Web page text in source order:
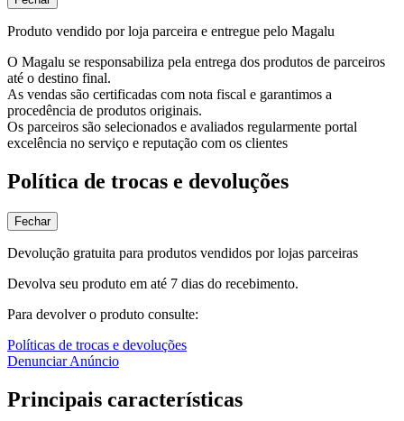
Produto vendido por loja parceira e entregue pelo Magalu
O Magalu se responsabiliza pela entrega dos produtos de parceiros
até o destino final.
As vendas são certificadas com nota fiscal e garantimos a
procedência de produtos originais.
Os parceiros são selecionados e avaliados regularmente portal
excelência no serviço e reputação com os clientes
Política de trocas e devoluções
Fechar
Devolução gratuita para produtos vendidos por lojas parceiras
Devolva seu produto em até 7 dias do recebimento.
Para devolver o produto consulte:
Políticas de trocas e devoluções
Denunciar Anúncio
Principais características